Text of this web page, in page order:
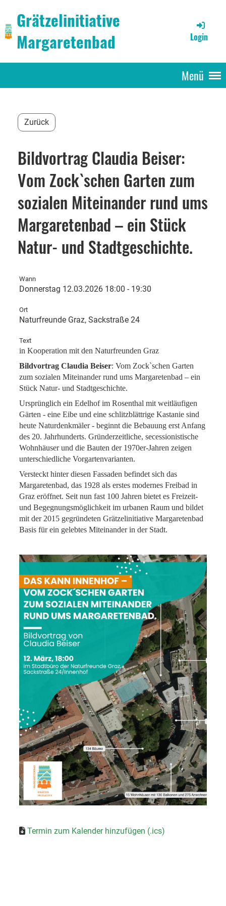
Grätzelinitiative
Margaretenbad
Login
Menü
Zurück
Bildvortrag Claudia Beiser:
Vom Zock`schen Garten zum
sozialen Miteinander rund ums
Margaretenbad – ein Stück
Natur- und Stadtgeschichte.
Wann
Donnerstag 12.03.2026 18:00 - 19:30
Ort
Naturfreunde Graz, Sackstraße 24
Text
in Kooperation mit den Naturfreunden Graz
Bildvortrag Claudia Beiser: Vom Zock`schen Garten
zum sozialen Miteinander rund ums Margaretenbad – ein
Stück Natur- und Stadtgeschichte.
Ursprünglich ein Edelhof im Rosenthal mit weitläufigen
Gärten - eine Eibe und eine schlitzblättrige Kastanie sind
heute Naturdenkmäler - beginnt die Bebauung erst Anfang
des 20. Jahrhunderts. Gründerzeitliche, secessionistische
Wohnhäuser und die Bauten der 1970er-Jahren zeigen
unterschiedliche Vorgartenvarianten.
Versteckt hinter diesen Fassaden befindet sich das
Margaretenbad, das 1928 als erstes modernes Freibad in
Graz eröffnet. Seit nun fast 100 Jahren bietet es Freizeit-
und Begegnungsmöglichkeit im urbanen Raum und bildet
mit der 2015 gegründeten Grätzelinitiative Margaretenbad
Basis für ein gelebtes Miteinander in der Stadt.
Termin zum Kalender hinzufügen (.ics)